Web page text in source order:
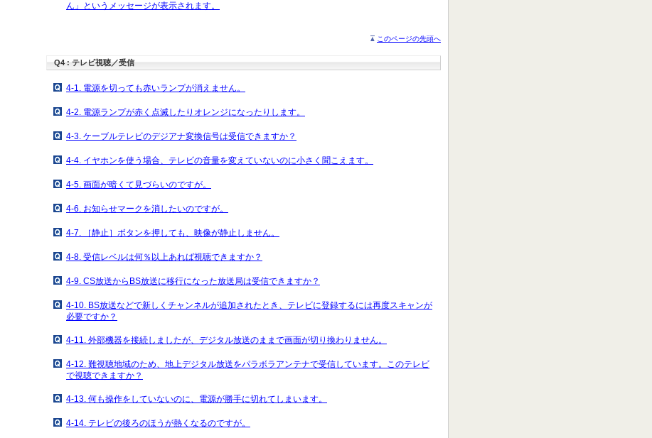
ん」というメッセージが表示されます。
このページの先頭へ
Q4 : テレビ視聴／受信
4-1. 電源を切っても赤いランプが消えません。
4-2. 電源ランプが赤く点滅したりオレンジになったりします。
4-3. ケーブルテレビのデジアナ変換信号は受信できますか？
4-4. イヤホンを使う場合、テレビの音量を変えていないのに小さく聞こえます。
4-5. 画面が暗くて見づらいのですが。
4-6. お知らせマークを消したいのですが。
4-7. ［静止］ボタンを押しても、映像が静止しません。
4-8. 受信レベルは何％以上あれば視聴できますか？
4-9. CS放送からBS放送に移行になった放送局は受信できますか？
4-10. BS放送などで新しくチャンネルが追加されたとき、テレビに登録するには再度スキャンが
必要ですか？
4-11. 外部機器を接続しましたが、デジタル放送のままで画面が切り換わりません。
4-12. 難視聴地域のため、地上デジタル放送をパラボラアンテナで受信しています。このテレビ
で視聴できますか？
4-13. 何も操作をしていないのに、電源が勝手に切れてしまいます。
4-14. テレビの後ろのほうが熱くなるのですが。